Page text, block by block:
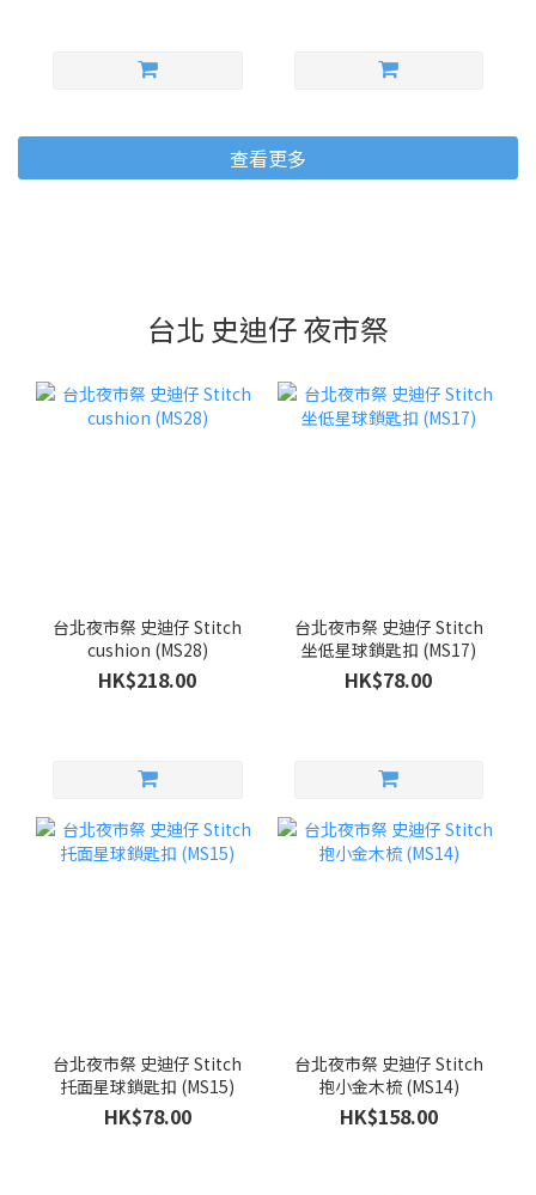
查看更多
台北 史迪仔 夜市祭
台北夜市祭 史迪仔 Stitch
cushion (MS28)
HK$218.00
台北夜市祭 史迪仔 Stitch
坐低星球鎖匙扣 (MS17)
HK$78.00
台北夜市祭 史迪仔 Stitch
托面星球鎖匙扣 (MS15)
HK$78.00
台北夜市祭 史迪仔 Stitch
抱小金木梳 (MS14)
HK$158.00